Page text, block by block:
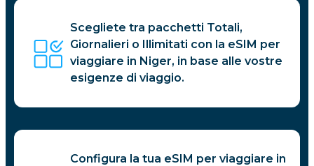
Scegliete tra pacchetti Totali,
Giornalieri o Illimitati con la eSIM per
viaggiare in Niger, in base alle vostre
esigenze di viaggio.
Configura la tua eSIM per viaggiare in